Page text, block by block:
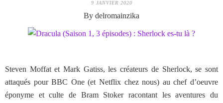
9 JANVIER 2020
By delromainzika
Steven Moffat et Mark Gatiss, les créateurs de Sherlock, se sont
attaqués pour BBC One (et Netflix chez nous) au chef d’oeuvre
éponyme et culte de Bram Stoker racontant les aventures du